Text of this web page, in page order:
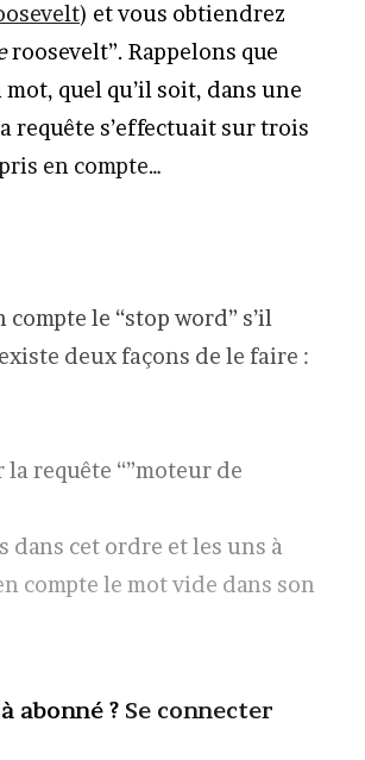
) et vous obtiendrez
roosevelt”. Rappelons que
quel qu’il soit, dans une
requête s’effectuait sur trois
en compte…
le “stop word” s’il
deux façons de le faire :
requête “”moteur de
dans cet ordre et les uns à
compte le mot vide dans son
abonné ? Se connecter